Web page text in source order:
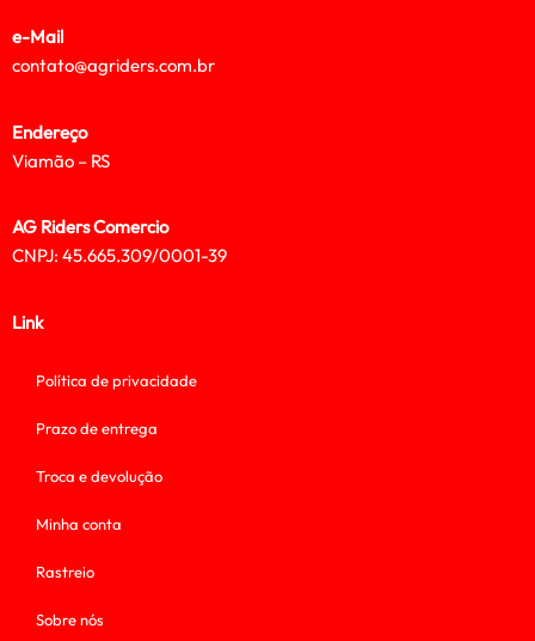
e-Mail
contato@agriders.com.br
Endereço
Viamão – RS
AG Riders Comercio
CNPJ: 45.665.309/0001-39
Link
Política de privacidade
Prazo de entrega
Troca e devolução
Minha conta
Rastreio
Sobre nós